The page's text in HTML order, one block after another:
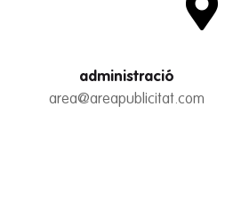
administració
area@areapublicitat.com